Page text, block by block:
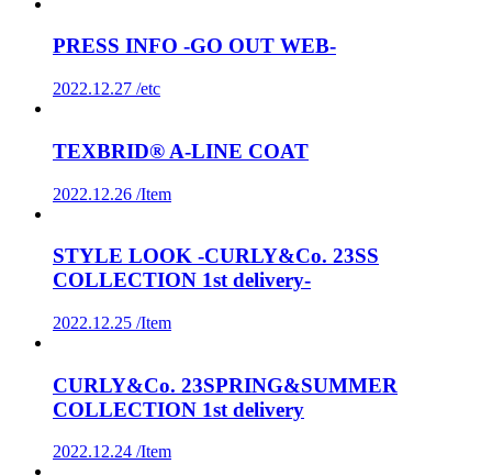
PRESS INFO -GO OUT WEB-
2022.12.27 /etc
TEXBRID® A-LINE COAT
2022.12.26 /Item
STYLE LOOK -CURLY&Co. 23SS
COLLECTION 1st delivery-
2022.12.25 /Item
CURLY&Co. 23SPRING&SUMMER
COLLECTION 1st delivery
2022.12.24 /Item